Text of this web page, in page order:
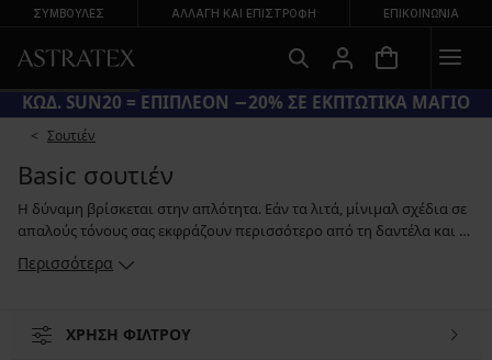
ΣΥΜΒΟΥΛΕΣ ΑΛΛΑΓΉ ΚΑΙ ΕΠΙΣΤΡΟΦΉ ΕΠΙΚΟΙΝΩΝΊΑ
ΚΩΔ. SUN20 = ΕΠΙΠΛΕΟΝ −20% ΣΕ ΕΚΠΤΩΤΙΚΑ ΜΑΓΙΟ
Σουτιέν
Basic σουτιέν
Η δύναμη βρίσκεται στην απλότητα. Εάν τα λιτά, μίνιμαλ σχέδια σε
απαλούς τόνους σας εκφράζουν περισσότερο από τη δαντέλα και τα
έντονα χρώματα, τότε ένα basic σουτιέν θα είναι ιδανικό για εσάς.
Είναι κατάλληλο τόσο για casual εμφανίσεις με ένα μπλουζάκι όσο
πρακτικά σουτιέν θηλασμού για τις μανούλες, σε πολλά σχέδια και
Περισσότερα
ΧΡΗΣΗ ΦΙΛΤΡΟΥ